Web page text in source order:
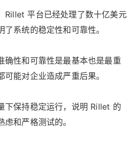
Rillet 平台已经处理了数十亿美元
系统的稳定性和可靠性。
确性和可靠性是最基本也是最重
能对企业造成严重后果。
下保持稳定运行，说明 Rillet 的
和严格测试的。